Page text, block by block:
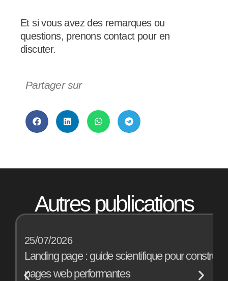
Et si vous avez des remarques ou
questions, prenons contact pour en
discuter.
Partager sur
Autres publications
25/07/2026
Landing page : guide scientifique pour
pages web performantes